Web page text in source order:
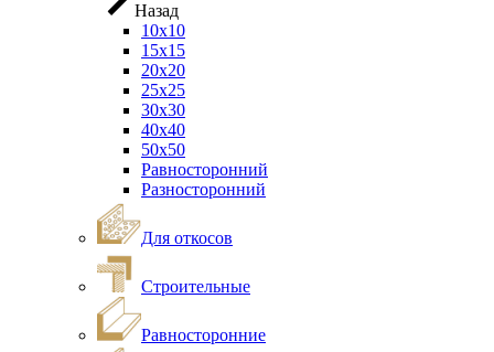
Назад
10х10
15х15
20х20
25х25
30х30
40х40
50х50
Равносторонний
Разносторонний
Для откосов
Строительные
Равносторонние